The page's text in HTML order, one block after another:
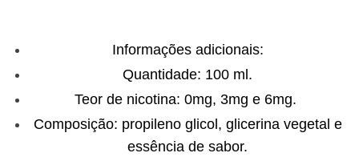
Informações adicionais:
Quantidade: 100 ml.
Teor de nicotina: 0mg, 3mg e 6mg.
Composição: propileno glicol, glicerina vegetal e
essência de sabor.